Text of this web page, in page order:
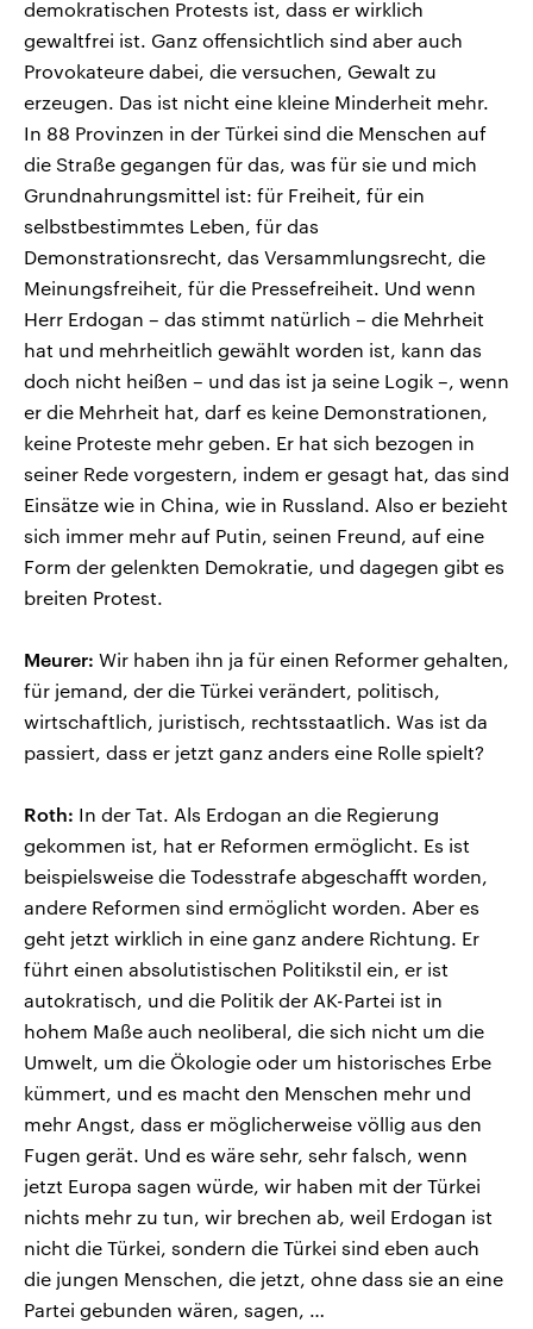
demokratischen Protests ist, dass er wirklich
gewaltfrei ist. Ganz offensichtlich sind aber auch
Provokateure dabei, die versuchen, Gewalt zu
erzeugen. Das ist nicht eine kleine Minderheit mehr.
In 88 Provinzen in der Türkei sind die Menschen auf
die Straße gegangen für das, was für sie und mich
Grundnahrungsmittel ist: für Freiheit, für ein
selbstbestimmtes Leben, für das
Demonstrationsrecht, das Versammlungsrecht, die
Meinungsfreiheit, für die Pressefreiheit. Und wenn
Herr Erdogan – das stimmt natürlich – die Mehrheit
hat und mehrheitlich gewählt worden ist, kann das
doch nicht heißen – und das ist ja seine Logik –, wenn
er die Mehrheit hat, darf es keine Demonstrationen,
keine Proteste mehr geben. Er hat sich bezogen in
seiner Rede vorgestern, indem er gesagt hat, das sind
Einsätze wie in China, wie in Russland. Also er bezieht
sich immer mehr auf Putin, seinen Freund, auf eine
Form der gelenkten Demokratie, und dagegen gibt es
breiten Protest.
Meurer: Wir haben ihn ja für einen Reformer gehalten,
für jemand, der die Türkei verändert, politisch,
wirtschaftlich, juristisch, rechtsstaatlich. Was ist da
passiert, dass er jetzt ganz anders eine Rolle spielt?
Roth: In der Tat. Als Erdogan an die Regierung
gekommen ist, hat er Reformen ermöglicht. Es ist
beispielsweise die Todesstrafe abgeschafft worden,
andere Reformen sind ermöglicht worden. Aber es
geht jetzt wirklich in eine ganz andere Richtung. Er
führt einen absolutistischen Politikstil ein, er ist
autokratisch, und die Politik der AK-Partei ist in
hohem Maße auch neoliberal, die sich nicht um die
Umwelt, um die Ökologie oder um historisches Erbe
kümmert, und es macht den Menschen mehr und
mehr Angst, dass er möglicherweise völlig aus den
Fugen gerät. Und es wäre sehr, sehr falsch, wenn
jetzt Europa sagen würde, wir haben mit der Türkei
nichts mehr zu tun, wir brechen ab, weil Erdogan ist
nicht die Türkei, sondern die Türkei sind eben auch
die jungen Menschen, die jetzt, ohne dass sie an eine
Partei gebunden wären, sagen, …